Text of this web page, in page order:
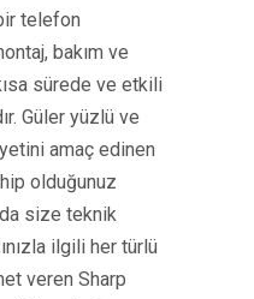
telefon
bakım ve
sürede ve etkili
Güler yüzlü ve
amaç edinen
olduğunuz
size teknik
ilgili her türlü
veren Sharp